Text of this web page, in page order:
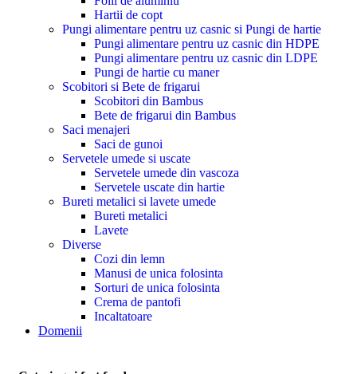
Hartii de copt
Pungi alimentare pentru uz casnic si Pungi de hartie
Pungi alimentare pentru uz casnic din HDPE
Pungi alimentare pentru uz casnic din LDPE
Pungi de hartie cu maner
Scobitori si Bete de frigarui
Scobitori din Bambus
Bete de frigarui din Bambus
Saci menajeri
Saci de gunoi
Servetele umede si uscate
Servetele umede din vascoza
Servetele uscate din hartie
Bureti metalici si lavete umede
Bureti metalici
Lavete
Diverse
Cozi din lemn
Manusi de unica folosinta
Sorturi de unica folosinta
Crema de pantofi
Incaltatoare
Domenii